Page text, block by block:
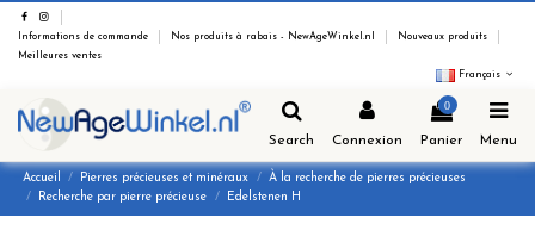
Informations de commande Nos produits à rabais - NewAgeWinkel.nl
Nouveaux produits
Meilleures ventes
Français
Search Connexion
0
Panier Menu
Accueil Pierres précieuses et minéraux
À la recherche de pierres précieuses
Recherche par pierre précieuse
Edelstenen H